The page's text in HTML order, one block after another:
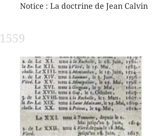
Notice : La doctrine de Jean Calvin
1559